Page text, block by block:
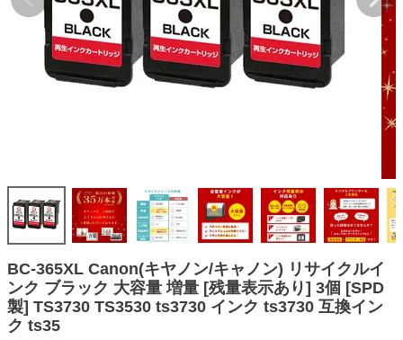
互換インクカートリッジ
再生インクカートリッジ
記事を探す
ご利用ガイド
よくある質問
会員専用商品
説明書ダウンロード
BC-365XL Canon(キヤノン/キャノン) リサイクルイ
ンク ブラック 大容量 増量 [残量表示あり] 3個 [SPD
製] TS3730 TS3530 ts3730 インク ts3730 互換イン
ク ts35